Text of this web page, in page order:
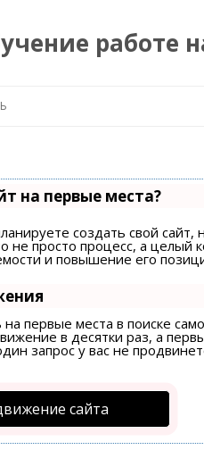
работе
на первые места?
создать свой сайт,
не просто процесс, а целый
и повышение его
на первые места в поиске
в десятки раз, а
запрос у вас не
сайта